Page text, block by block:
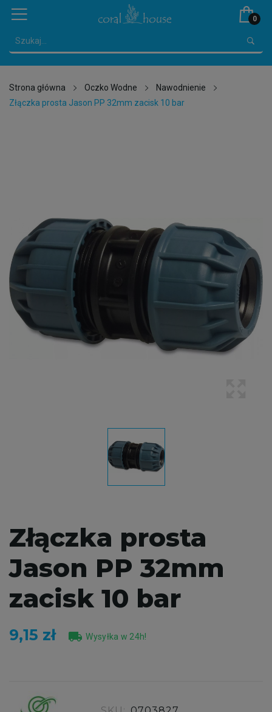
0
Strona główna Oczko Wodne
Nawodnienie
Złączka prosta Jason PP 32mm zacisk 10 bar
Złączka prosta
Jason PP 32mm
zacisk 10 bar
9,15 zł local_shipping Wysyłka w 24h!